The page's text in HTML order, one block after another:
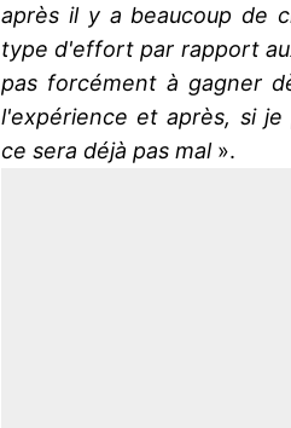
après il y a beaucoup de
type d'effort par rapport
pas forcément à gagner
l'expérience et après, si
ce sera déjà pas mal ».